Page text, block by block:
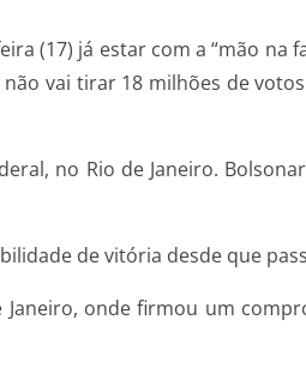
(17) já estar com a “mão na
vai tirar 18 milhões de
no Rio de Janeiro.
de vitória desde que
onde firmou um